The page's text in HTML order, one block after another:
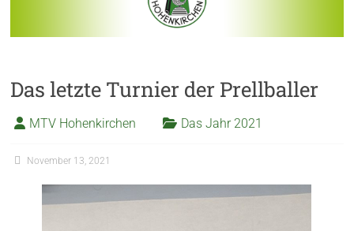
Das letzte Turnier der Prellballer
MTV Hohenkirchen Das Jahr 2021
November 13, 2021